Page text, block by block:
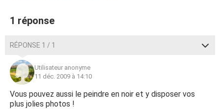
1 réponse
RÉPONSE 1 / 1
Utilisateur anonyme
11 déc. 2009 à 14:10
Vous pouvez aussi le peindre en noir et y disposer vos
plus jolies photos !